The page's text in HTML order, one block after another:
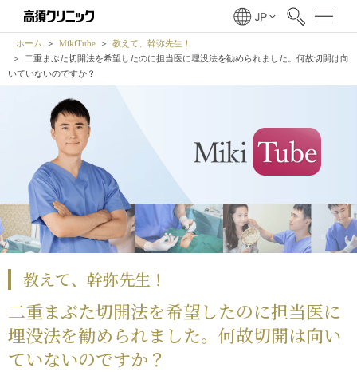
ホーム MikiTube
教えて、幹弥先生！
二重まぶた切開法を希望したのに担当医に埋没法を勧められました。何故切開は向
いていないのですか？
教えて、幹弥先生！
二重まぶた切開法を希望したのに担当医に
埋没法を勧められました。何故切開は向い
ていないのですか？